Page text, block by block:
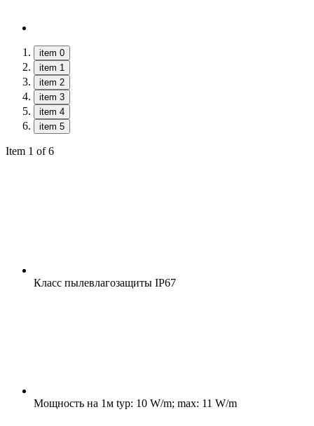
item 0
item 1
item 2
item 3
item 4
item 5
Item 1 of 6
Класс пылевлагозащиты IP67
Мощность на 1м typ: 10 W/m; max: 11 W/m